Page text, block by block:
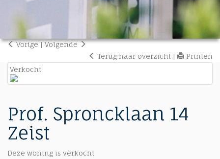
Vorige | Volgende
Terug naar overzicht |
Printen
Verkocht
Prof. Sproncklaan 14
Zeist
Deze woning is verkocht